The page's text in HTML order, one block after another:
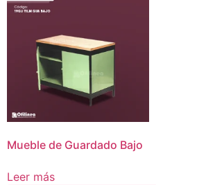
Mueble de Guardado Bajo
Leer más